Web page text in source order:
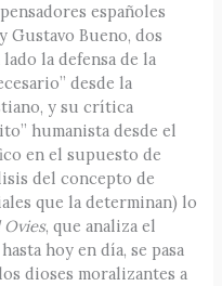
españoles
Gustavo Bueno, dos
la defensa de la
desde la
y su crítica
humanista desde el
en el supuesto de
del concepto de
que la determinan) lo
Ovies, que analiza el
hoy en día, se pasa
dioses moralizantes a